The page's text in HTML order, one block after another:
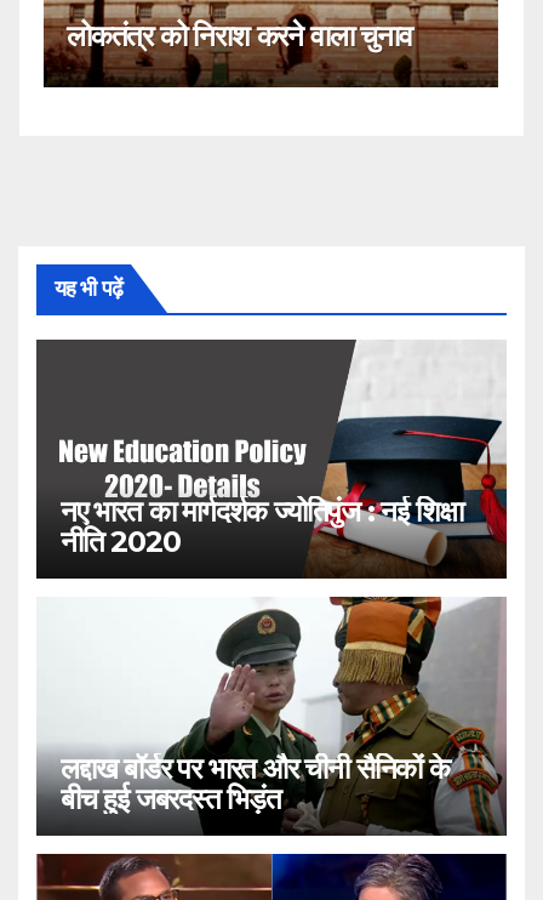
नहीं!
यह भी पढ़ें
नए भारत का मार्गदर्शक ज्योतिपुंज : नई शिक्षा
नीति 2020
लद्दाख बॉर्डर पर भारत और चीनी सैनिकों के
बीच हुई जबरदस्त भिड़ंत